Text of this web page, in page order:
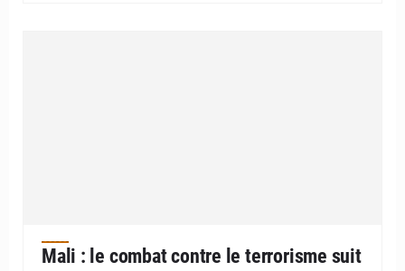
Mali : le combat contre le terrorisme suit